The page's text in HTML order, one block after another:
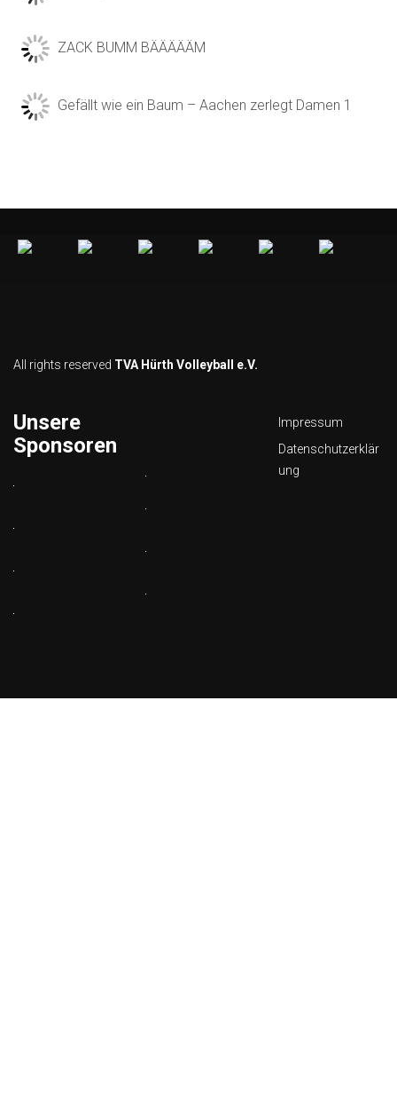
ZACK BUMM BÄÄÄÄÄM
Gefällt wie ein Baum – Aachen zerlegt Damen 1
All rights reserved TVA Hürth Volleyball e.V.
Unsere
Sponsoren
Impressum
Datenschutzerklär
ung